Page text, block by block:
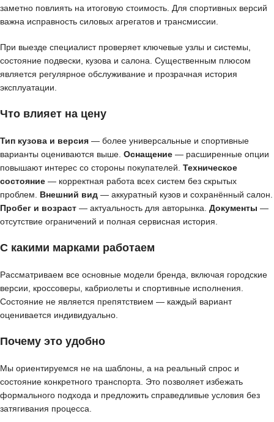
заметно повлиять на итоговую стоимость. Для спортивных версий
важна исправность силовых агрегатов и трансмиссии.
При выезде специалист проверяет ключевые узлы и системы,
состояние подвески, кузова и салона. Существенным плюсом
является регулярное обслуживание и прозрачная история
эксплуатации.
Что влияет на цену
Тип кузова и версия — более универсальные и спортивные
варианты оцениваются выше. Оснащение — расширенные опции
повышают интерес со стороны покупателей. Техническое
состояние — корректная работа всех систем без скрытых
проблем. Внешний вид — аккуратный кузов и сохранённый салон.
Пробег и возраст — актуальность для авторынка. Документы —
отсутствие ограничений и полная сервисная история.
С какими марками работаем
Рассматриваем все основные модели бренда, включая городские
версии, кроссоверы, кабриолеты и спортивные исполнения.
Состояние не является препятствием — каждый вариант
оценивается индивидуально.
Почему это удобно
Мы ориентируемся не на шаблоны, а на реальный спрос и
состояние конкретного транспорта. Это позволяет избежать
формального подхода и предложить справедливые условия без
затягивания процесса.